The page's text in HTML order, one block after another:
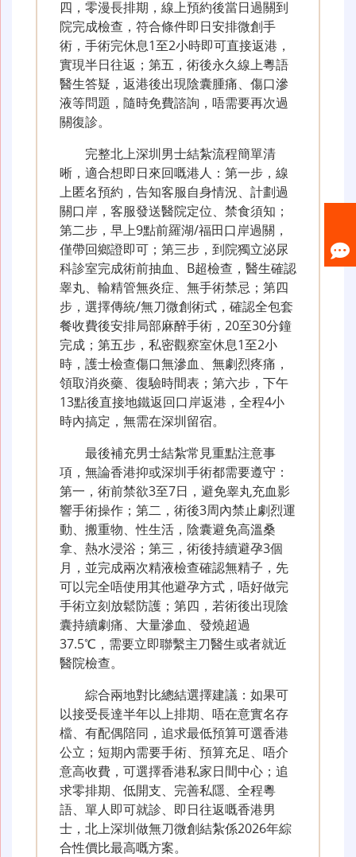
四，零漫長排期，線上預約後當日過關到
院完成檢查，符合條件即日安排微創手
術，手術完休息1至2小時即可直接返港，
實現半日往返；第五，術後永久線上粵語
醫生答疑，返港後出現陰囊腫痛、傷口滲
液等問題，隨時免費諮詢，唔需要再次過
關復診。
完整北上深圳男士結紮流程簡單清
晰，適合想即日來回嘅港人：第一步，線
上匿名預約，告知客服自身情況、計劃過
關口岸，客服發送醫院定位、禁食須知；
第二步，早上9點前羅湖/福田口岸過關，
僅帶回鄉證即可；第三步，到院獨立泌尿
科診室完成術前抽血、B超檢查，醫生確認
睾丸、輸精管無炎症、無手術禁忌；第四
步，選擇傳統/無刀微創術式，確認全包套
餐收費後安排局部麻醉手術，20至30分鐘
完成；第五步，私密觀察室休息1至2小
時，護士檢查傷口無滲血、無劇烈疼痛，
領取消炎藥、復驗時間表；第六步，下午
13點後直接地鐵返回口岸返港，全程4小
時內搞定，無需在深圳留宿。
最後補充男士結紮常見重點注意事
項，無論香港抑或深圳手術都需要遵守：
第一，術前禁欲3至7日，避免睾丸充血影
響手術操作；第二，術後3周內禁止劇烈運
動、搬重物、性生活，陰囊避免高溫桑
拿、熱水浸浴；第三，術後持續避孕3個
月，並完成兩次精液檢查確認無精子，先
可以完全唔使用其他避孕方式，唔好做完
手術立刻放鬆防護；第四，若術後出現陰
囊持續劇痛、大量滲血、發燒超過
37.5℃，需要立即聯繫主刀醫生或者就近
醫院檢查。
綜合兩地對比總結選擇建議：如果可
以接受長達半年以上排期、唔在意實名存
檔、有配偶陪同，追求最低預算可選香港
公立；短期內需要手術、預算充足、唔介
意高收費，可選擇香港私家日間中心；追
求零排期、低開支、完善私隱、全程粵
語、單人即可就診、即日往返嘅香港男
士，北上深圳做無刀微創結紮係2026年綜
合性價比最高嘅方案。